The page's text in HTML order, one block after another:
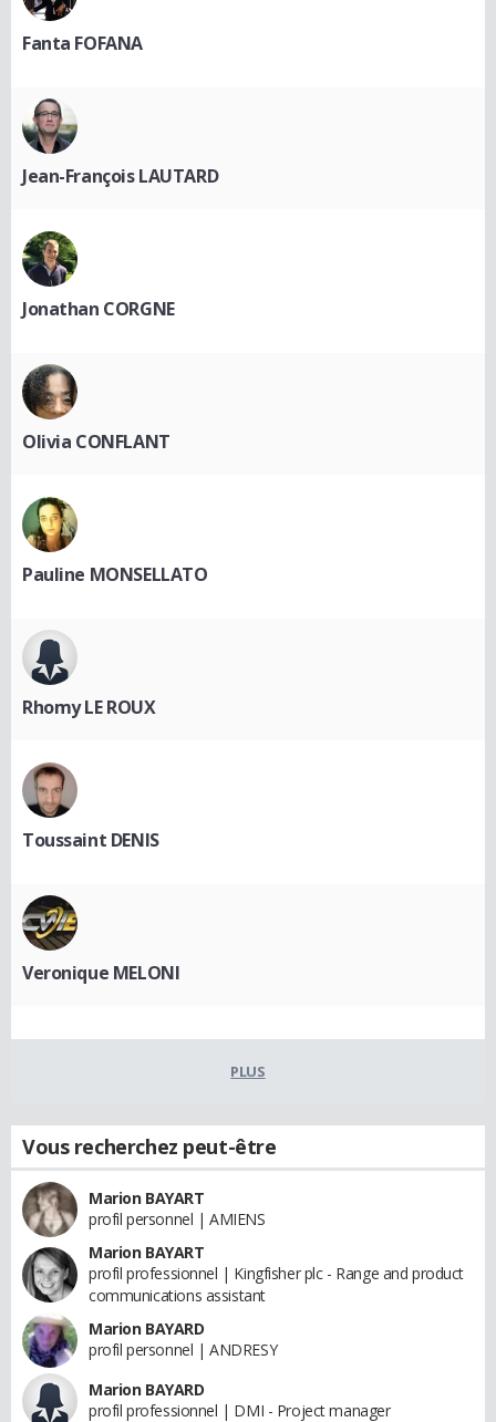
Fanta FOFANA
Jean-François LAUTARD
Jonathan CORGNE
Olivia CONFLANT
Pauline MONSELLATO
Rhomy LE ROUX
Toussaint DENIS
Veronique MELONI
PLUS
Vous recherchez peut-être
Marion BAYART
profil personnel | AMIENS
Marion BAYART
profil professionnel | Kingfisher plc - Range and product
communications assistant
Marion BAYARD
profil personnel | ANDRESY
Marion BAYARD
profil professionnel | DMI - Project manager